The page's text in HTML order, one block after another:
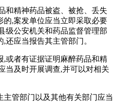
和精神药品被盗、被抢、丢失
的,案发单位应当立即采取必要
级公安机关和药品监督管理部
还应当报告其主管部门。
,或者有证据证明麻醉药品和精
当及时开展调查,并可以对相关
主管部门以及其他有关部门应当